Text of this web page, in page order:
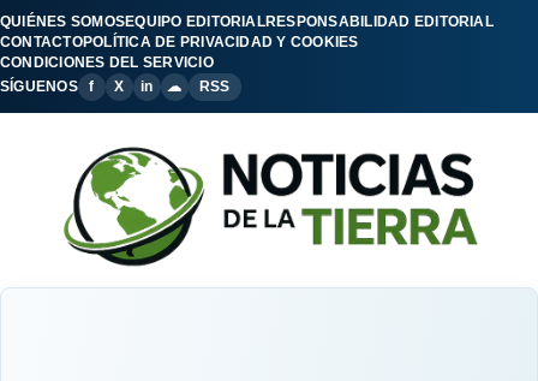
QUIÉNES SOMOSEQUIPO EDITORIALRESPONSABILIDAD EDITORIAL
CONTACTOPOLÍTICA DE PRIVACIDAD Y COOKIES
CONDICIONES DEL SERVICIO
SÍGUENOS
f X in ☁ RSS